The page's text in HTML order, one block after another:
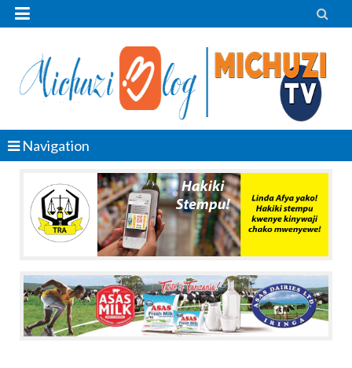
 
Navigation